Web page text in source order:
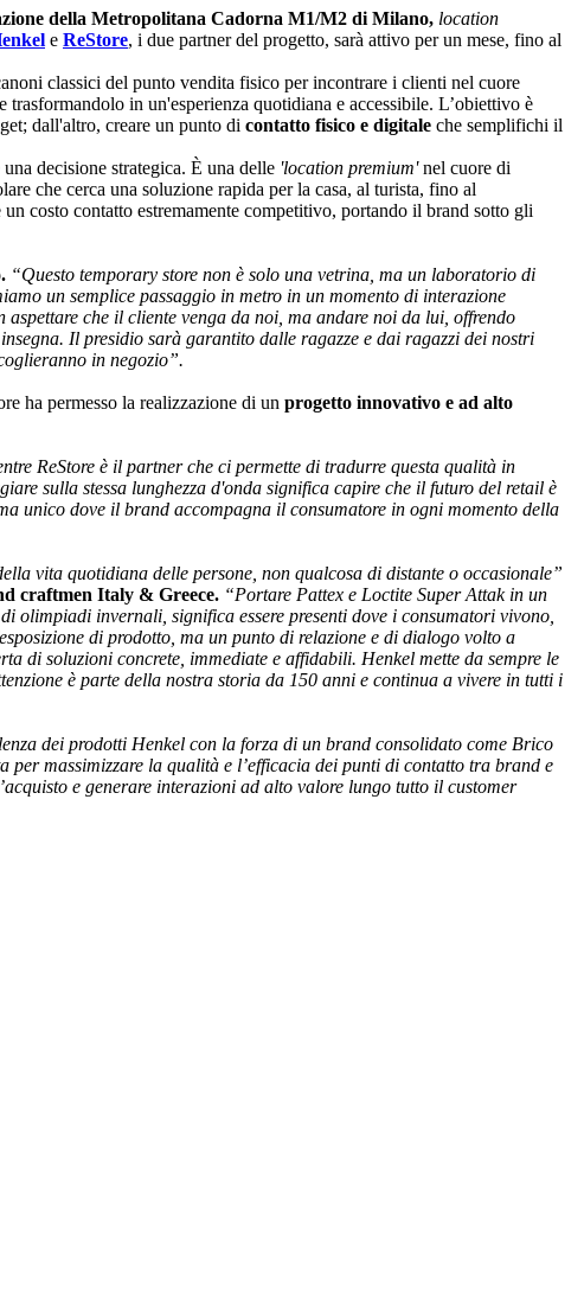
della Metropolitana Cadorna M1/M2 di Milano, location
e ReStore, i due partner del progetto, sarà attivo per un mese, fino al
classici del punto vendita fisico per incontrare i clienti nel cuore
trasformandolo in un'esperienza quotidiana e accessibile. L’obiettivo è
dall'altro, creare un punto di contatto fisico e digitale che semplifichi il
decisione strategica. È una delle 'location premium'nel cuore di
che cerca una soluzione rapida per la casa, al turista, fino al
costo contatto estremamente competitivo, portando il brand sotto gli
“Questo temporary store non è solo una vetrina, ma un laboratorio di
un semplice passaggio in metro in un momento di interazione
che il cliente venga da noi, ma andare noi da lui, offrendo
Il presidio sarà garantito dalle ragazze e dai ragazzi dei nostri
in negozio”.
ha permesso la realizzazione di un progetto innovativo e ad alto
ReStore è il partner che ci permette di tradurre questa qualità in
sulla stessa lunghezza d'onda significa capire che il futuro del retail è
unico dove il brand accompagna il consumatore in ogni momento della
vita quotidiana delle persone, non qualcosa di distante o occasionale”
craftmen Italy & Greece. “Portare Pattex e Loctite Super Attak in un
olimpiadi invernali, significa essere presenti dove i consumatori vivono,
di prodotto, ma un punto di relazione e di dialogo volto a
di soluzioni concrete, immediate e affidabili. Henkel mette da sempre le
è parte della nostra storia da 150 anni e continua a vivere in tutti i
dei prodotti Henkel con la forza di un brand consolidato come Brico
per massimizzare la qualità e l’efficacia dei punti di contatto tra brand e
e generare interazioni ad alto valore lungo tutto il customer